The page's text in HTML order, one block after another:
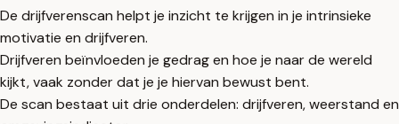
De drijfverenscan helpt je inzicht te krijgen in je intrinsieke
motivatie en drijfveren.
Drijfveren beïnvloeden je gedrag en hoe je naar de wereld
kijkt, vaak zonder dat je je hiervan bewust bent.
De scan bestaat uit drie onderdelen: drijfveren, weerstand en